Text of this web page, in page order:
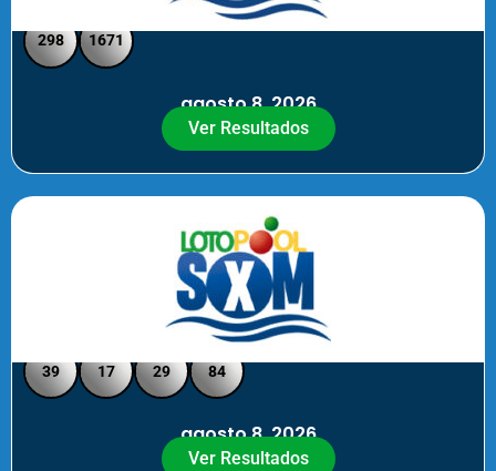
SXM Noche - Pick 3 Pick 4
298 1671
agosto 8, 2026
Ver Resultados
Loto Pool SXM Noche
39 17 29 84
agosto 8, 2026
Ver Resultados